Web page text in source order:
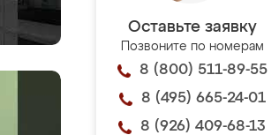
Оставьте заявку
Позвоните по номерам
8 (800) 511-89-55
8 (495) 665-24-01
8 (926) 409-68-13